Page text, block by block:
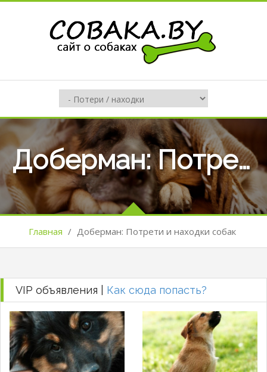
Доберман: Потрети и находки собак
Главная / Доберман: Потрети и находки собак
VIP объявления | Как сюда попасть?